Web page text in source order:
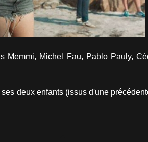
Memmi, Michel Fau, Pablo Pauly,
deux enfants (issus d'une